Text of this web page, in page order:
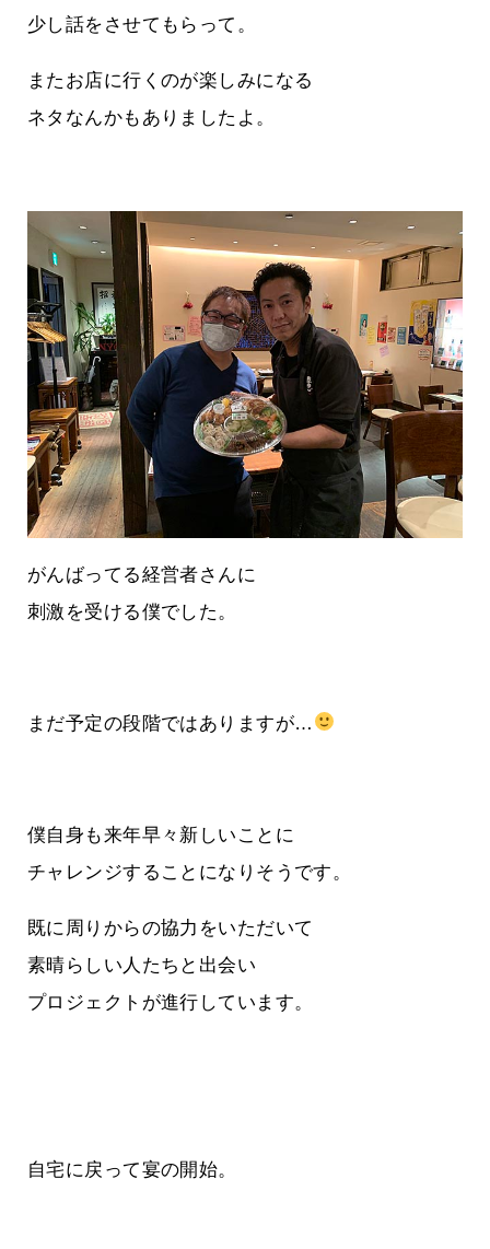
少し話をさせてもらって。
またお店に行くのが楽しみになる
ネタなんかもありましたよ。
がんばってる経営者さんに
刺激を受ける僕でした。
まだ予定の段階ではありますが…
僕自身も来年早々新しいことに
チャレンジすることになりそうです。
既に周りからの協力をいただいて
素晴らしい人たちと出会い
プロジェクトが進行しています。
自宅に戻って宴の開始。